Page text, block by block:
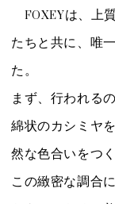
FOXEYは、上
たちと共に、唯
た。
まず、行われる
綿状のカシミヤ
然な色合いをつ
この緻密な調合